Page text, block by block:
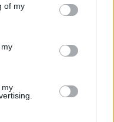
of my
my
potrebu vyváženia
nedokážu vyvážiť. A
začínajú im vyčítať a
čo tiež majú.
vzťahy.